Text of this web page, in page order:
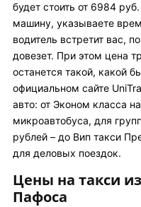
будет стоить от 6984
машину, указываете
водитель встретит вас,
довезет. При этом цена
останется такой, какой
официальном сайте
авто: от Эконом класса
микроавтобуса, для
рублей – до Вип такси
для деловых поездок.
Цены на такси
Пафоса